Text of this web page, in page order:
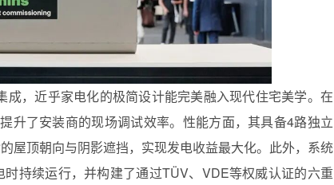
，近乎家电化的极简设计能完美融入现代住宅美学。在
升了安装商的现场调试效率。性能方面，其具备4路独立
屋顶朝向与阴影遮挡，实现发电收益最大化。此外，系统
持续运行，并构建了通过TÜV、VDE等权威认证的六重